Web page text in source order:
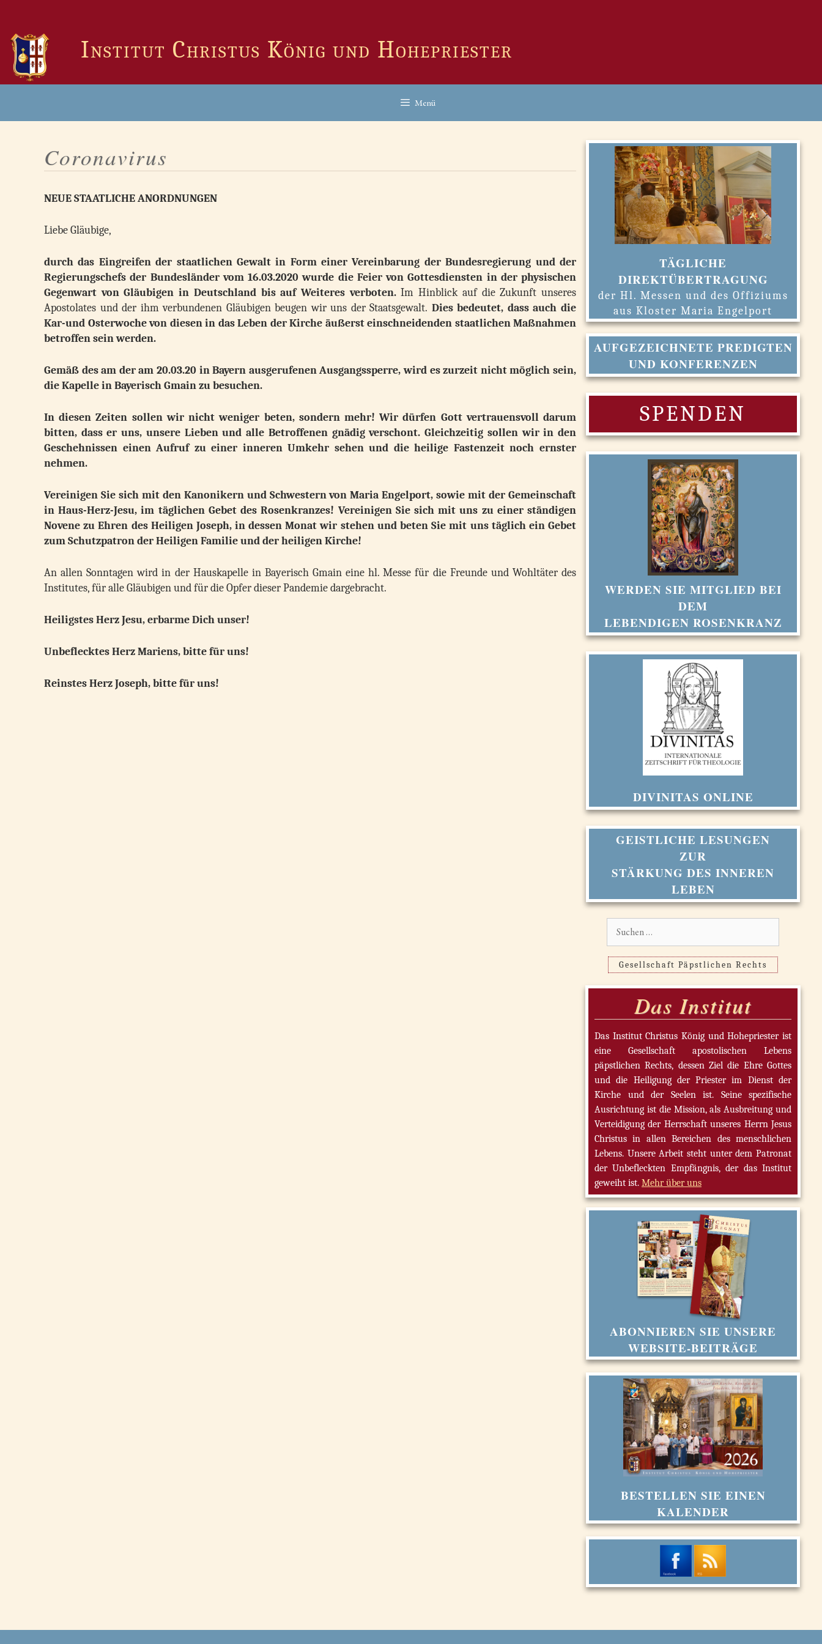
springen
Institut Christus König und Hohepriester
Menü
Coronavirus
NEUE STAATLICHE ANORDNUNGEN
Liebe Gläubige,
durch das Eingreifen der staatlichen Gewalt in Form einer Vereinbarung der Bundesregierung und der
Regierungschefs der Bundesländer vom 16.03.2020 wurde die Feier von Gottesdiensten in der physischen
Gegenwart von Gläubigen in Deutschland bis auf Weiteres verboten.Im Hinblick auf die Zukunft unseres
Apostolates und der ihm verbundenen Gläubigen beugen wir uns der Staatsgewalt. Dies bedeutet, dass auch die
Kar-und Osterwoche von diesen in das Leben der Kirche äußerst einschneidenden staatlichen Maßnahmen
betroffen sein werden.
Gemäß des am der am 20.03.20 in Bayern ausgerufenen Ausgangssperre, wird es zurzeit nicht möglich sein,
die Kapelle in Bayerisch Gmain zu besuchen.
In diesen Zeiten sollen wir nicht weniger beten, sondern mehr! Wir dürfen Gott vertrauensvoll darum
bitten, dass er uns, unsere Lieben und alle Betroffenen gnädig verschont. Gleichzeitig sollen wir in den
Geschehnissen einen Aufruf zu einer inneren Umkehr sehen und die heilige Fastenzeit noch ernster
nehmen.
Vereinigen Sie sich mit den Kanonikern und Schwestern von Maria Engelport, sowie mit der Gemeinschaft
in Haus-Herz-Jesu, im täglichen Gebet des Rosenkranzes! Vereinigen Sie sich mit uns zu einer ständigen
Novene zu Ehren des Heiligen Joseph, in dessen Monat wir stehen und beten Sie mit uns täglich ein Gebet
zum Schutzpatron der Heiligen Familie und der heiligen Kirche!
An allen Sonntagen wird in der Hauskapelle in Bayerisch Gmain eine hl. Messe für die Freunde und Wohltäter des
Institutes, für alle Gläubigen und für die Opfer dieser Pandemie dargebracht.
Heiligstes Herz Jesu, erbarme Dich unser!
Unbeflecktes Herz Mariens, bitte für uns!
Reinstes Herz Joseph, bitte für uns!
TÄGLICHE
DIREKTÜBERTRAGUNG
der Hl. Messen und des Offiziums
aus Kloster Maria Engelport
AUFGEZEICHNETE PREDIGTEN
UND KONFERENZEN
SPENDEN
WERDEN SIE MITGLIED BEI
DEM
LEBENDIGEN ROSENKRANZ
DIVINITAS ONLINE
GEISTLICHE LESUNGEN
ZUR
STÄRKUNG DES INNEREN
LEBEN
Gesellschaft Päpstlichen Rechts
Das Institut
Das Institut Christus König und Hohepriester ist
eine Gesellschaft apostolischen Lebens
päpstlichen Rechts, dessen Ziel die Ehre Gottes
und die Heiligung der Priester im Dienst der
Kirche und der Seelen ist. Seine spezifische
Ausrichtung ist die Mission, als Ausbreitung und
Verteidigung der Herrschaft unseres Herrn Jesus
Christus in allen Bereichen des menschlichen
Lebens. Unsere Arbeit steht unter dem Patronat
der Unbefleckten Empfängnis, der das Institut
geweiht ist. Mehr über uns
ABONNIEREN SIE UNSERE
WEBSITE-BEITRÄGE
BESTELLEN SIE EINEN
KALENDER